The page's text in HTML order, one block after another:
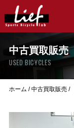
中古買取販売
USED BICYCLES
ホーム /中古買取販売/